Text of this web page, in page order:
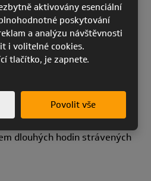
materiálů,
popruh,
dlouhých hodin strávených
aktivovány esenciální
poskytování
a analýzu návštěvnosti
i volitelné cookies.
tlačítko, je zapnete.
Povolit vše